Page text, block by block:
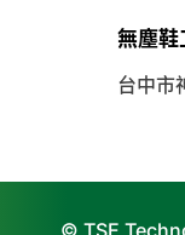
無塵鞋
台中市
© TSE